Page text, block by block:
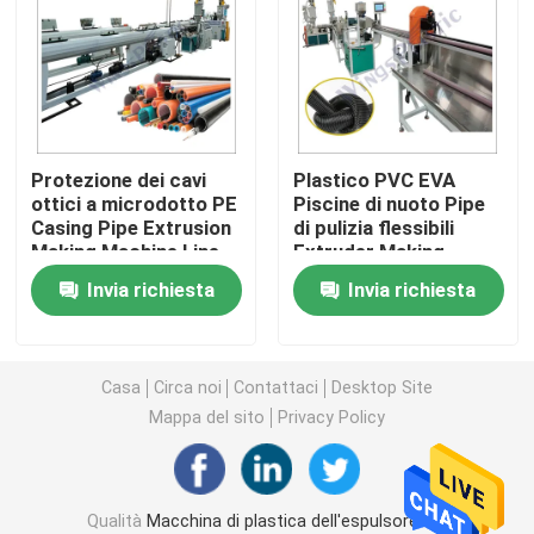
Macchina dell'espulsore del tubo del PVC
Linea di produzione del tubo di PPR
Macchina dell'espulsore del tubo del PE
Macchina ondulata dell'espulsore del tubo
I pp attaccano la linea di produzione
Macchina di plastica dell'espulsore di strato
Protezione dei cavi
ottici a microdotto PE
Casing Pipe Extrusion
Making Machine Line
Single Screw
Invia richiesta
Plastico PVC EVA
Piscine di nuoto Pipe
di pulizia flessibili
Extruder Making
Machine
Invia richiesta
Casa Circa noi Contattaci
Desktop Site
Mappa del sito
Privacy Policy
Qualità Macchina di plastica dell'espulsore del